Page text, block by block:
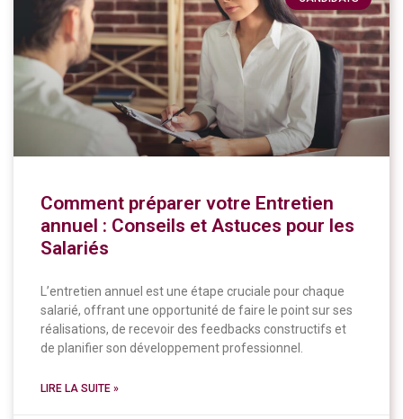
Comment préparer votre Entretien
annuel : Conseils et Astuces pour les
Salariés
L’entretien annuel est une étape cruciale pour chaque
salarié, offrant une opportunité de faire le point sur ses
réalisations, de recevoir des feedbacks constructifs et
de planifier son développement professionnel.
LIRE LA SUITE »